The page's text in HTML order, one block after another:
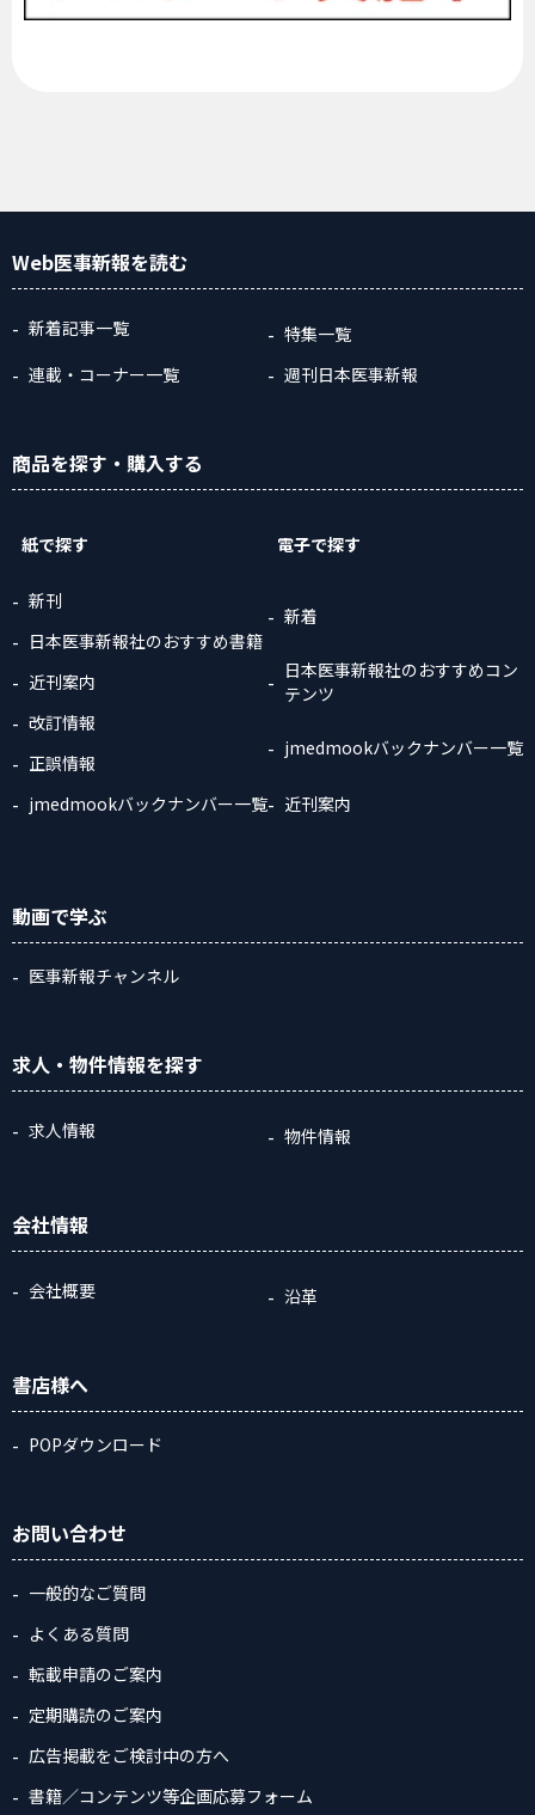
Web医事新報を読む
新着記事一覧
特集一覧
連載・コーナー一覧
週刊日本医事新報
商品を探す ・購入する
紙で探す
新刊
日本医事新報社のおすすめ書籍
近刊案内
改訂情報
正誤情報
jmedmookバックナンバー一覧
電子で探す
新着
日本医事新報社のおすすめコン
テンツ
jmedmookバックナンバー一覧
近刊案内
動画で学ぶ
医事新報チャンネル
求人・物件情報を探す
求人情報 物件情報
会社情報
会社概要 沿革
書店様へ
POPダウンロード
お問い合わせ
一般的なご質問
よくある質問
転載申請のご案内
定期購読のご案内
広告掲載をご検討中の方へ
書籍／コンテンツ等企画応募フォーム